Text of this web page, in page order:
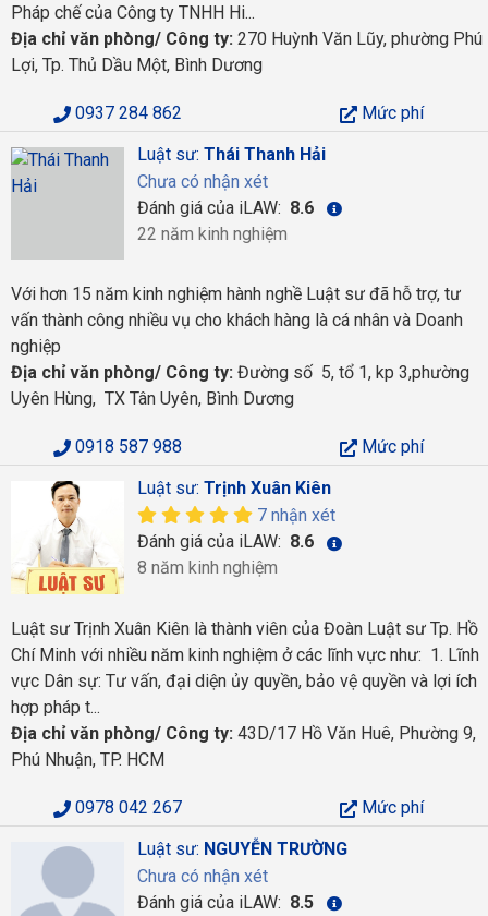
Pháp chế của Công ty TNHH Hi...
Địa chỉ văn phòng/ Công ty: 270 Huỳnh Văn Lũy, phường Phú
Lợi, Tp. Thủ Dầu Một, Bình Dương
0937 284 862
Mức phí
Luật sư: Thái Thanh Hải
Chưa có nhận xét
Đánh giá của iLAW: 8.6
22 năm kinh nghiệm
Với hơn 15 năm kinh nghiệm hành nghề Luật sư đã hỗ trợ, tư
vấn thành công nhiều vụ cho khách hàng là cá nhân và Doanh
nghiệp
Địa chỉ văn phòng/ Công ty: Đường số 5, tổ 1, kp 3,phường
Uyên Hùng, TX Tân Uyên, Bình Dương
0918 587 988
Mức phí
Luật sư: Trịnh Xuân Kiên
7 nhận xét
Đánh giá của iLAW: 8.6
8 năm kinh nghiệm
Luật sư Trịnh Xuân Kiên là thành viên của Đoàn Luật sư Tp. Hồ
Chí Minh với nhiều năm kinh nghiệm ở các lĩnh vực như: 1. Lĩnh
vực Dân sự: Tư vấn, đại diện ủy quyền, bảo vệ quyền và lợi ích
hợp pháp t...
Địa chỉ văn phòng/ Công ty: 43D/17 Hồ Văn Huê, Phường 9,
Phú Nhuận, TP. HCM
0978 042 267
Mức phí
Luật sư: NGUYỄN TRƯỜNG
Chưa có nhận xét
Đánh giá của iLAW: 8.5